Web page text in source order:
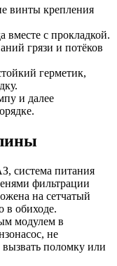
винты крепления
вместе с прокладкой.
грязи и потёков
герметик,
и далее
система питания
фильтрации
на сетчатый
в обиходе.
модулем в
не
поломку или